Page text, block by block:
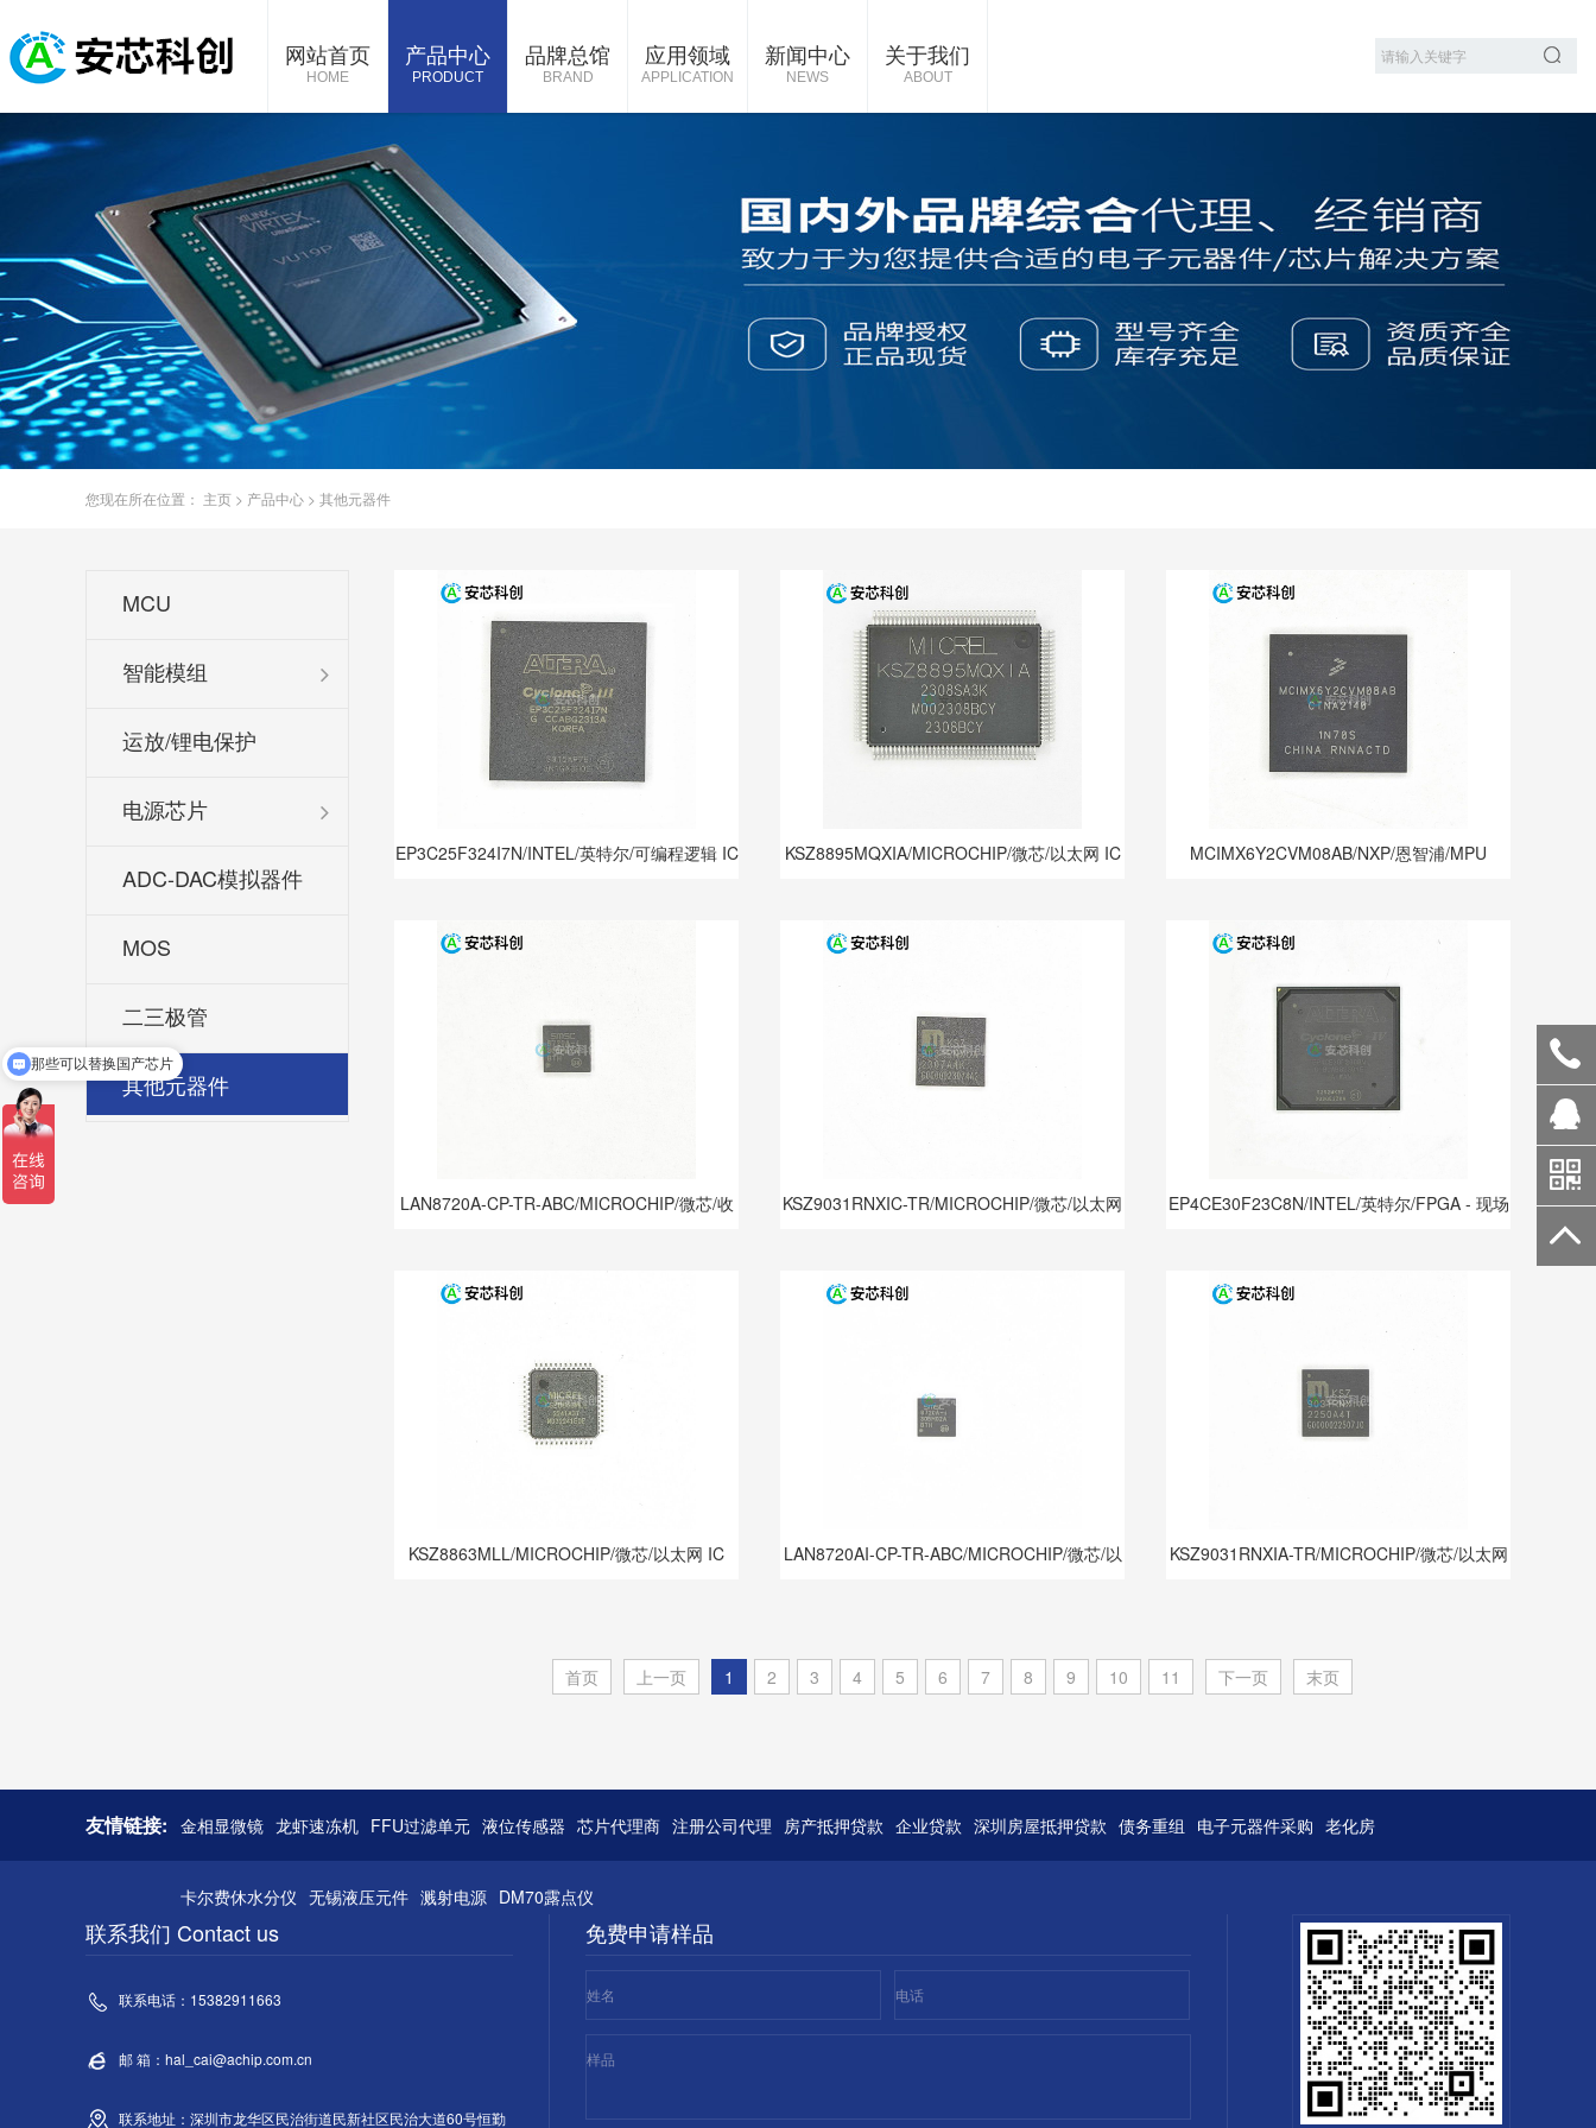
网站首页
HOME
产品中心
PRODUCT
品牌总馆
BRAND
应用领域
APPLICATION
新闻中心
NEWS
关于我们
ABOUT
您现在所在位置： 主页 > 产品中心 > 其他元器件
MCU
智能模组
运放/锂电保护
电源芯片
ADC-DAC模拟器件
MOS
二三极管
其他元器件
EP3C25F324I7N/INTEL/英特尔/可编程逻辑 IC KSZ8895MQXIA/MICROCHIP/微芯/以太网 IC MCIMX6Y2CVM08AB/NXP/恩智浦/MPU
LAN8720A-CP-TR-ABC/MICROCHIP/微芯/收
KSZ9031RNXIC-TR/MICROCHIP/微芯/以太网
EP4CE30F23C8N/INTEL/英特尔/FPGA - 现场
KSZ8863MLL/MICROCHIP/微芯/以太网 IC
LAN8720AI-CP-TR-ABC/MICROCHIP/微芯/以
KSZ9031RNXIA-TR/MICROCHIP/微芯/以太网
首页 上一页 1 2 3 4 5 6 7 8 9 10 11 下一页 末页
友情链接: 金相显微镜 龙虾速冻机 FFU过滤单元 液位传感器 芯片代理商 注册公司代理 房产抵押贷款 企业贷款 深圳房屋抵押贷款 债务重组 电子元器件采购 老化房
卡尔费休水分仪 无锡液压元件 溅射电源 DM70露点仪
联系我们 Contact us
联系电话：15382911663
邮 箱：hal_cai@achip.com.cn
联系地址：深圳市龙华区民治街道民新社区民治大道60号恒勤
免费申请样品
姓名 电话
样品
可以介绍下你们的产品么
那些可以替换国产芯片